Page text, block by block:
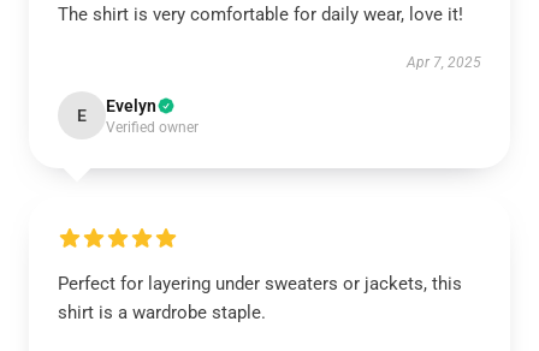
The shirt is very comfortable for daily wear, love it!
Apr 7, 2025
E Evelyn
Verified owner
Perfect for layering under sweaters or jackets, this
shirt is a wardrobe staple.